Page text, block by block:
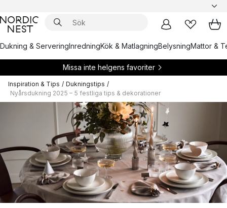
Dukning & ServeringInredningKök & MatlagningBelysningMattor &
Missa inte helgens favoriter
Inspiration & Tips / Dukningstips /
Nyårsdukning 2025 – 5 festliga tips & dekorationer